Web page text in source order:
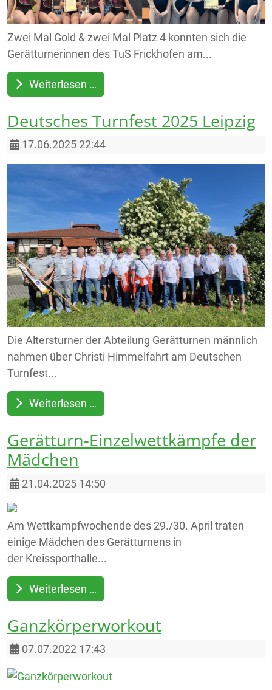
Zwei Mal Gold & zwei Mal Platz 4 konnten sich die
Gerätturnerinnen des TuS Frickhofen am...
Weiterlesen …
Deutsches Turnfest 2025 Leipzig
Details
17.06.2025 22:44
Die Altersturner der Abteilung Gerätturnen männlich
nahmen über Christi Himmelfahrt am Deutschen
Turnfest...
Weiterlesen …
Gerätturn-Einzelwettkämpfe der
Mädchen
Details
21.04.2025 14:50
Am Wettkampfwochende des 29./30. April traten
einige Mädchen des Gerätturnens in
der Kreissporthalle...
Weiterlesen …
Ganzkörperworkout
Details
07.07.2022 17:43